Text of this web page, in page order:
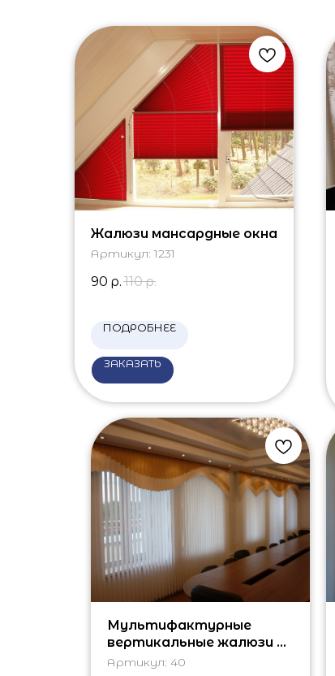
Жалюзи мансардные окна
Артикул: 1231
90 р. 110 р.
ПОДРОБНЕЕ
ЗАКАЗАТЬ
Мультифактурные
вертикальные жалюзи на
окна
Артикул: 40